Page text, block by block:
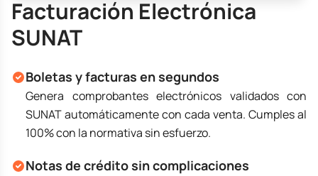
Facturación Electrónica
SUNAT
Boletas y facturas en segundos
Genera comprobantes electrónicos validados con
SUNAT automáticamente con cada venta. Cumples al
100% con la normativa sin esfuerzo.
Notas de crédito sin complicaciones